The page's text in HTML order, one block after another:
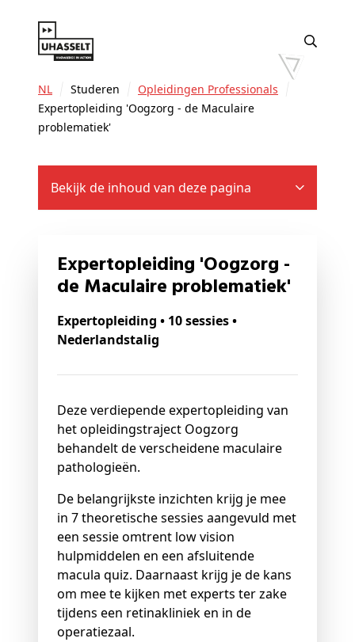
NL Studeren
Opleidingen Professionals
Expertopleiding 'Oogzorg - de Maculaire
problematiek'
Bekijk de inhoud van deze pagina
Expertopleiding 'Oogzorg -
de Maculaire problematiek'
Expertopleiding • 10 sessies •
Nederlandstalig
Deze verdiepende expertopleiding van
het opleidingstraject Oogzorg
behandelt de verscheidene maculaire
pathologieën.
De belangrijkste inzichten krijg je mee
in 7 theoretische sessies aangevuld met
een sessie omtrent low vision
hulpmiddelen en een afsluitende
macula quiz. Daarnaast krijg je de kans
om mee te kijken met experts ter zake
tijdens een retinakliniek en in de
operatiezaal.